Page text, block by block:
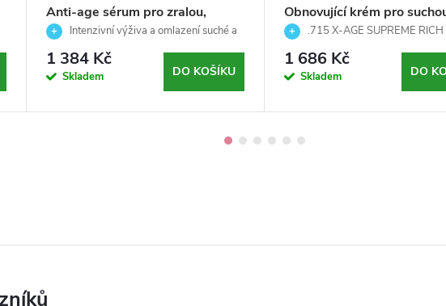
Anti-age sérum pro zralou,
smíšenou a mastnou pleť - . 717
X - AGE SUPREME LIGHT -
Boost / face - Arosha -30ml
Intenzivní výživa a omlazení suché a
zralé pleti
1 384 Kč
Skladem DO KOŠÍKU
Obnovující krém pro
zralou pleť - .715 X-AGE
SUPREME RICH - Boost/
Arosha -50ml
.715 X-AGE SUPREME RICH
Obnovující krém pro suchou a
Boost/Face | Arosha 50ml
1 686 Kč
Skladem DO